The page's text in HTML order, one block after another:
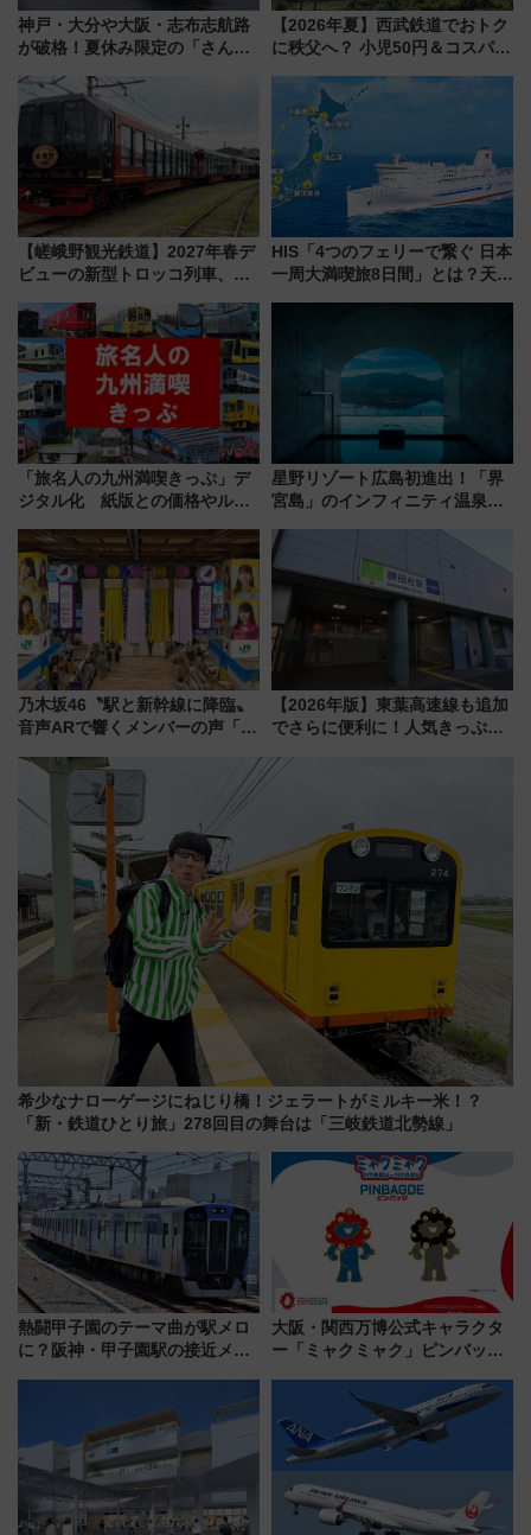
神戸・大分や大阪・志布志航路
が破格！夏休み限定の「さんふ
ート 夕朝食ビュッフェ付きで
快適な船旅はいかが？
【2026年夏】西武鉄道でおトク
に秩父へ？ 小児50円＆コスパ最
族旅行！ 深夜の正丸トンネル探
検や特急ラビューも
【嵯峨野観光鉄道】2027年春デ
ビューの新型トロッコ列車、い
は2026年で引退
HIS「4つのフェリーで繋ぐ 日本
一周大満喫旅8日間」とは？天橋
しめるプランが登場
「旅名人の九州満喫きっぷ」デ
ジタル化 紙版との価格やルー
星野リゾート広島初進出！「界
宮島」のインフィニティ温泉と
宿泊料金・アクセスは？（2026
年7月23日開業）
乃木坂46〝駅と新幹線に降臨〟
音声ARで響くメンバーの声「真
【2026年版】東葉高速線も追加
でさらに便利に！人気きっぷ
今年も発売 秋・早春に千葉県を
希少なナローゲージにねじり橋！ジェラートがミルキー米！？
「新・鉄道ひとり旅」278回目の舞台は「三岐鉄道北勢線」
熱闘甲子園のテーマ曲が駅メロ
に？阪神・甲子園駅の接近メロ
谷実アレンジの特別仕様へ、8月
大阪・関西万博公式キャラクタ
ー「ミャクミャク」ピンバッジ